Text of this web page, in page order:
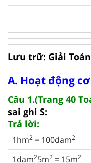
Lưu trữ: Giải
A. Hoạt động
Câu 1.(Trang 40
sai ghi S:
Trả lời:
1hm2 = 100dam2
1dam25m2 = 15m2